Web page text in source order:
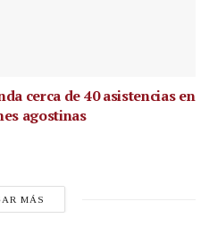
cerca de 40 asistencias en
agostinas
MÁS